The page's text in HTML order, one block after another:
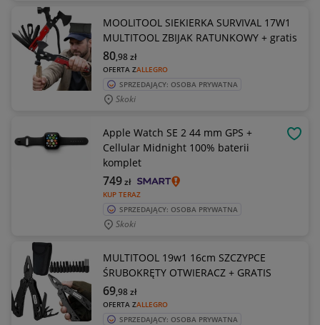
MOOLITOOL SIEKIERKA SURVIVAL 17W1
MULTITOOL ZBIJAK RATUNKOWY + gratis
OFERTA ZALLEGRO
80,98zł
SPRZEDAJĄCY: OSOBA PRYWATNA
Skoki
Apple Watch SE 2 44 mm GPS +
Cellular Midnight 100% baterii
komplet
KUP TERAZ
749zł
SPRZEDAJĄCY: OSOBA PRYWATNA
Skoki
MULTITOOL 19w1 16cm SZCZYPCE
ŚRUBOKRĘTY OTWIERACZ + GRATIS
OFERTA ZALLEGRO
69,98zł
SPRZEDAJĄCY: OSOBA PRYWATNA